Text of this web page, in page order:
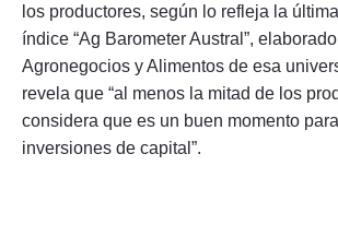
los productores, según lo refleja la
índice “Ag Barometer Austral”,
Agronegocios y Alimentos de esa
revela que “al menos la mitad de los
considera que es un buen momento
inversiones de capital”.